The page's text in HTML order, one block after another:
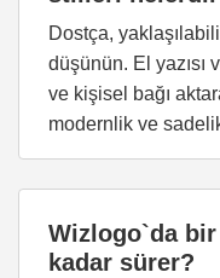
Dostça,
düşünün. El yazısı
ve kişisel bağı
modernlik ve
Wizlogo`da
kadar sürer?